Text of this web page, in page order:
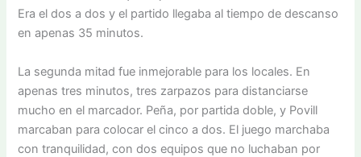
Era el dos a dos y el partido llegaba al tiempo de descanso
en apenas 35 minutos.
La segunda mitad fue inmejorable para los locales. En
apenas tres minutos, tres zarpazos para distanciarse
mucho en el marcador. Peña, por partida doble, y Povill
marcaban para colocar el cinco a dos. El juego marchaba
con tranquilidad, con dos equipos que no luchaban por